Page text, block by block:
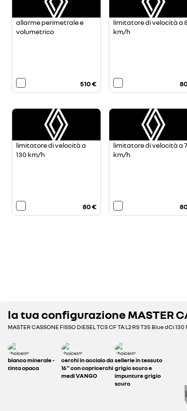
allarme perimetrale e
volumetrico
510 €
limitatore di velocità a
km/h
limitatore di velocità a
130 km/h
80 €
limitatore di velocità a
km/h
la tua configurazione MASTER
MASTER CASSONE FISSO DIESELTCS CF TA L2 RS T35 Blue dCi 130
bianco minerale -
tinta opaca
cerchi in acciaio da
16'' con copricerchi
medi VANGO
sellerie in tessuto
grigio scuro e
impunture grigio
scuro